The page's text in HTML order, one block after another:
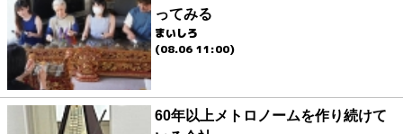
ってみる
まいしろ
(08.06 11:00)
60年以上メトロノームを作り続けて